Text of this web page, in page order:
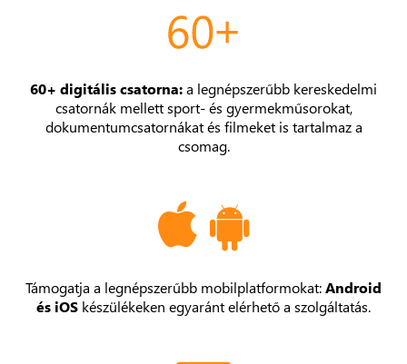
60+ digitális csatorna:a legnépszerűbb kereskedelmi
csatornák mellett sport- és gyermekműsorokat,
dokumentumcsatornákat és filmeket is tartalmaz a
csomag.
Támogatja a legnépszerűbb mobilplatformokat:Android
és iOS készülékeken egyaránt elérhető a szolgáltatás.